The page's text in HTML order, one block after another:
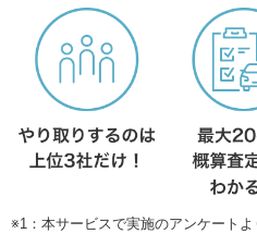
※1：本サービスで実施のアンケート